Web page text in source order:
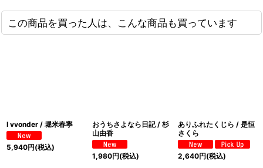
この商品を買った人は、こんな商品も買っています
I vvonder / 堀米春寧
5,940円(税込)
おうちさよなら日記 / 杉
山由香
1,980円(税込)
ありふれたくじら / 是恒
さくら
2,640円(税込)